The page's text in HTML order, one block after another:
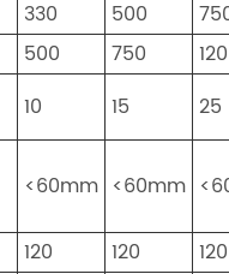
330 500
500 750
10 15
25
<60mm <60mm
120 120
120